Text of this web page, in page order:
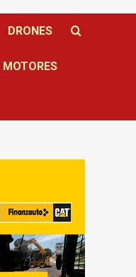
DRONES
MOTORES